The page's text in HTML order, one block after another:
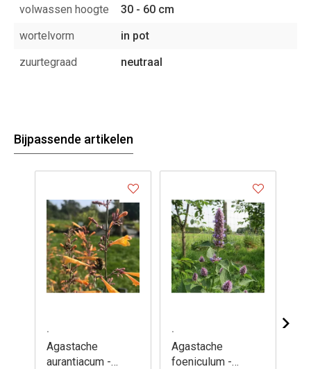
volwassen hoogte
30 - 60 cm
wortelvorm
in pot
zuurtegraad
neutraal
Bijpassende artikelen
.
Agastache
aurantiacum -
.
Agastache
foeniculum -